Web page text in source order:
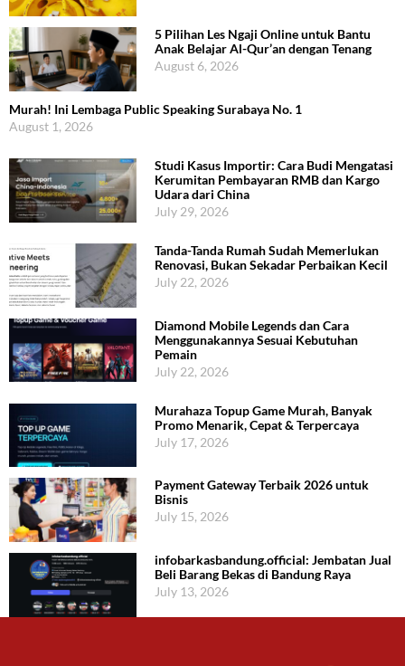
5 Pilihan Les Ngaji Online untuk Bantu
Anak Belajar Al-Qur’an dengan Tenang
August 6, 2026
Murah! Ini Lembaga Public Speaking Surabaya No. 1
August 1, 2026
Studi Kasus Importir: Cara Budi Mengatasi
Kerumitan Pembayaran RMB dan Kargo
Udara dari China
July 29, 2026
Tanda-Tanda Rumah Sudah Memerlukan
Renovasi, Bukan Sekadar Perbaikan Kecil
July 22, 2026
Diamond Mobile Legends dan Cara
Menggunakannya Sesuai Kebutuhan
Pemain
July 22, 2026
Murahaza Topup Game Murah, Banyak
Promo Menarik, Cepat & Terpercaya
July 17, 2026
Payment Gateway Terbaik 2026 untuk
Bisnis
July 15, 2026
infobarkasbandung.official: Jembatan Jual
Beli Barang Bekas di Bandung Raya
July 13, 2026